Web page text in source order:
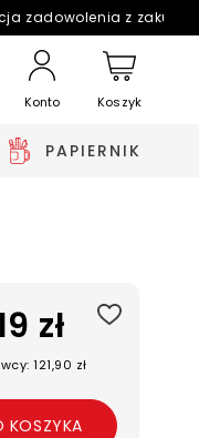
zadowolenia z
Konto Koszyk
PAPIERNIK
zł
121,90 zł
KOSZYKA